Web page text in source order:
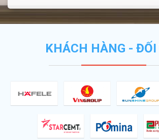
KHÁCH HÀNG - ĐỐI